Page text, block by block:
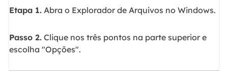
Etapa 1.Abra o Explorador de Arquivos no Windows.
Passo 2.Clique nos três pontos na parte superior e
escolha "Opções".